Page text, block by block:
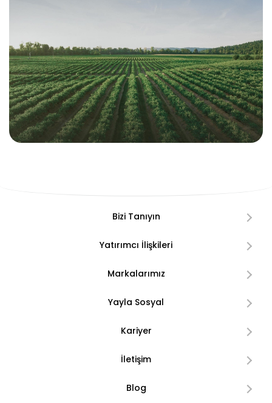
Bizi Tanıyın
Yatırımcı İlişkileri
Markalarımız
Yayla Sosyal
Kariyer
İletişim
Blog